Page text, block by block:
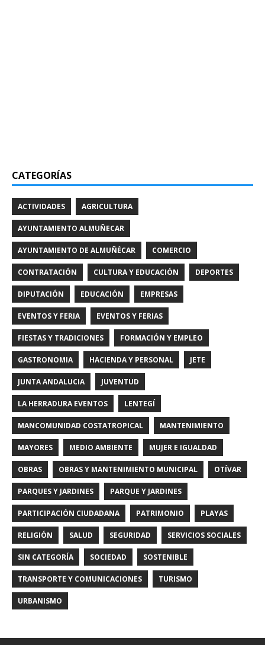
CATEGORÍAS
ACTIVIDADES AGRICULTURA
AYUNTAMIENTO ALMUÑECAR
AYUNTAMIENTO DE ALMUÑÉCAR COMERCIO
CONTRATACIÓN CULTURA Y EDUCACIÓN DEPORTES
DIPUTACIÓN EDUCACIÓN EMPRESAS
EVENTOS Y FERIA EVENTOS Y FERIAS
FIESTAS Y TRADICIONES FORMACIÓN Y EMPLEO
GASTRONOMIA HACIENDA Y PERSONAL JETE
JUNTA ANDALUCIA JUVENTUD
LA HERRADURA EVENTOS LENTEGÍ
MANCOMUNIDAD COSTATROPICAL MANTENIMIENTO
MAYORES MEDIO AMBIENTE MUJER E IGUALDAD
OBRAS OBRAS Y MANTENIMIENTO MUNICIPAL OTÍVAR
PARQUES Y JARDINES PARQUE Y JARDINES
PARTICIPACIÓN CIUDADANA PATRIMONIO PLAYAS
RELIGIÓN SALUD SEGURIDAD SERVICIOS SOCIALES
SIN CATEGORÍA SOCIEDAD SOSTENIBLE
TRANSPORTE Y COMUNICACIONES TURISMO
URBANISMO